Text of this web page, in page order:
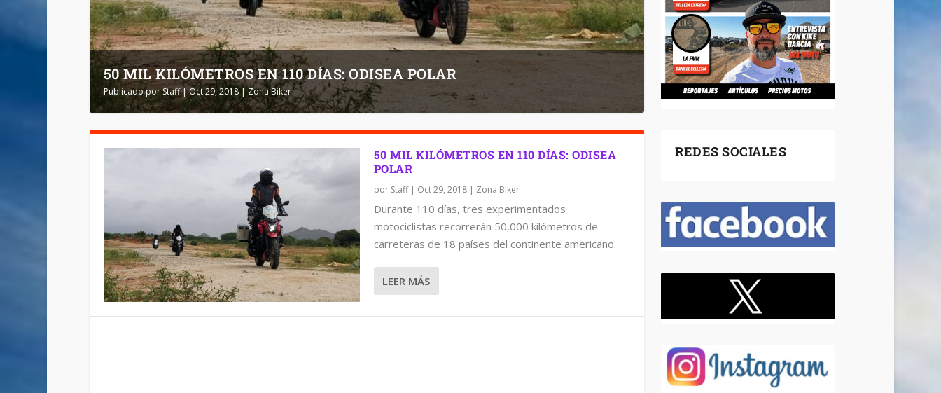
50 MIL KILÓMETROS EN 110 DÍAS: ODISEA POLAR
Publicado porStaff|Oct 29, 2018|Zona Biker
50 MIL KILÓMETROS EN 110 DÍAS: ODISEA
POLAR
por Staff| Oct 29, 2018| Zona Biker
Durante 110 días, tres experimentados
motociclistas recorrerán 50,000 kilómetros de
carreteras de 18 países del continente americano.
LEER MÁS
REDES SOCIALES